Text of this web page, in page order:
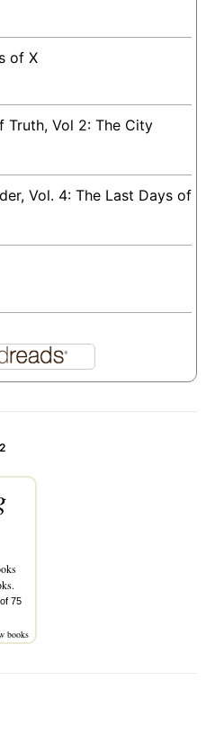
of X
Truth, Vol 2: The City
Vol. 4: The Last Days of
75
books